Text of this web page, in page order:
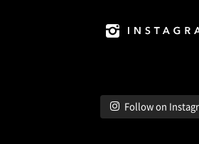
Follow on